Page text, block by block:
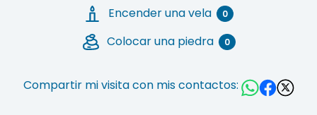
Encender una vela 0
Colocar una piedra 0
Compartir mi visita con mis contactos: